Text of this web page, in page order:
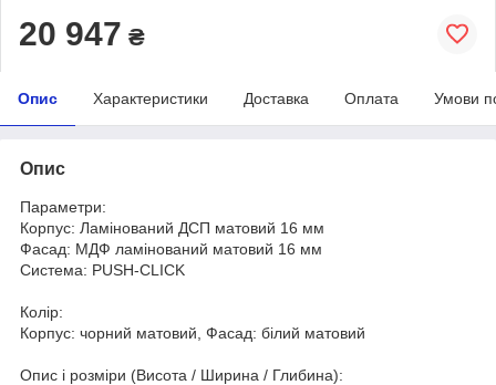
20 947 ₴
Опис Характеристики Доставка Оплата Умови
Опис
Параметри:
Корпус: Ламінований ДСП матовий 16 мм
Фасад: МДФ ламінований матовий 16 мм
Система: PUSH-CLICK
Колір:
Корпус: чорний матовий, Фасад: білий матовий
Опис і розміри (Висота / Ширина / Глибина):